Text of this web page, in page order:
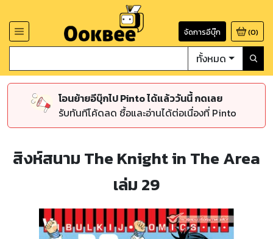
จัดการอีบุ๊ก (0)
ทั้งหมด
โอนย้ายอีบุ๊กไป Pinto ได้แล้ววันนี้ กดเลย
รับทันทีโค้ดลด ซื้อและอ่านได้ต่อเนื่องที่ Pinto
สิงห์สนาม The Knight in The Area
เล่ม 29